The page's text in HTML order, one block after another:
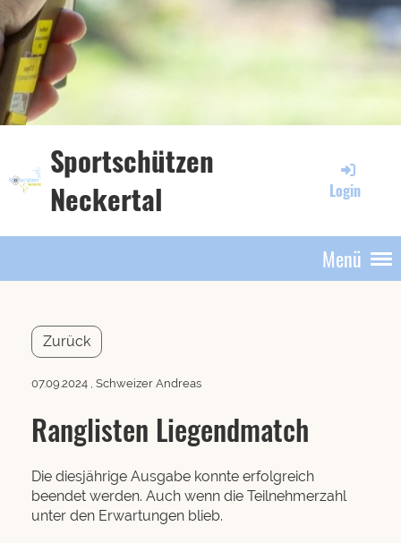
Sportschützen
Neckertal
Login
Menü
Zurück
07.09.2024 , Schweizer Andreas
Ranglisten Liegendmatch
Die diesjährige Ausgabe konnte erfolgreich
beendet werden. Auch wenn die Teilnehmerzahl
unter den Erwartungen blieb.